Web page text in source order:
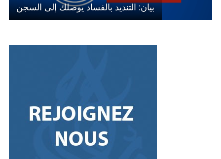
بيان: التنديد بالفساد يوصلك إلى السجن